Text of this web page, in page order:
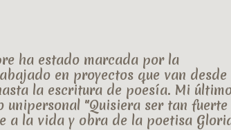
ha estado marcada por la
en proyectos que van desde
la escritura de poesía. Mi
unipersonal "Quisiera ser tan fuerte
a la vida y obra de la poetisa